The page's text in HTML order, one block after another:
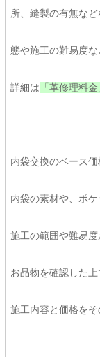
所、縫製の有無な
態や施工の難易度な
詳細は 「革修理料金
内袋交換のベース価
内袋の素材や、ポケ
施工の範囲や難易度
お品物を確認した上
施工内容と価格をそ